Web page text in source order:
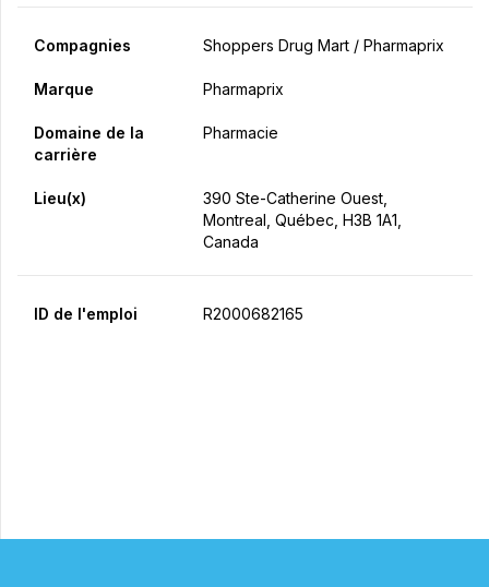
Compagnies Shoppers Drug Mart / Pharmaprix
Marque Pharmaprix
Domaine de la
carrière
Pharmacie
Lieu(x)
390 Ste-Catherine Ouest,
Montreal, Québec, H3B 1A1,
Canada
ID de l'emploi R2000682165